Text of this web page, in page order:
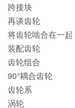
跨接块
再谈齿轮
将齿轮啮合在一起
装配齿轮
齿轮组合
90°耦合齿轮
齿轮系
涡轮